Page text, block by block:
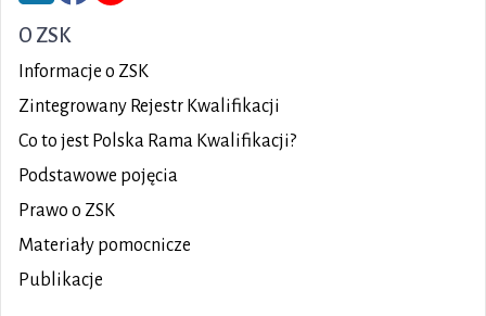
O ZSK
Informacje o ZSK
Zintegrowany Rejestr Kwalifikacji
Co to jest Polska Rama Kwalifikacji?
Podstawowe pojęcia
Prawo o ZSK
Materiały pomocnicze
Publikacje